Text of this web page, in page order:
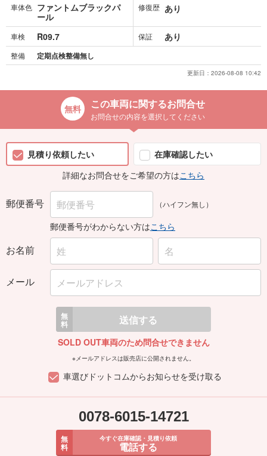
車体色 ファントムブラックパ
ール
修復歴 あり
車検 R09.7 保証 あり
整備 定期点検整備無し
更新日： 2026-08-08 10:42
この車両に関するお問合せ
お問合せの内容を選択してください
見積り依頼したい
在庫確認したい
詳細なお問合せをご希望の方はこちら
郵便番号 （ハイフン無し）
郵便番号がわからない方はこちら
お名前
メール
無
料 送信する
SOLD OUT車両のため問合せできません
※メールアドレスは販売店に公開されません。
車選びドットコムからお知らせを受け取る
0078-6015-14721
無
料
今すぐ在庫確認・見積り依頼
電話する